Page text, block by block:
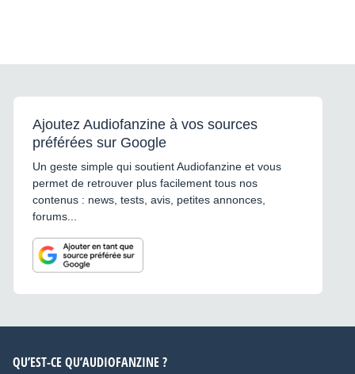
Ajoutez Audiofanzine à vos sources
préférées sur Google
Un geste simple qui soutient Audiofanzine et vous
permet de retrouver plus facilement tous nos
contenus : news, tests, avis, petites annonces,
forums...
QU’EST-CE QU’AUDIOFANZINE ?